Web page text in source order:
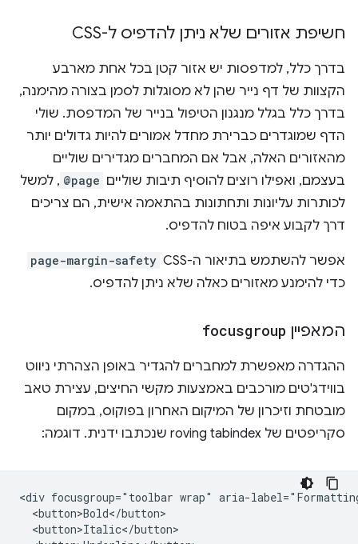
חשיפת אזורים שלא ניתן להדפיס ל-CSS
בדרך כלל, למדפסות יש אזור קטן בכל אחת מארבע
הקצוות של דף נייר שהן לא מסוגלות לסמן בצורה מהימנה,
בדרך כלל בגלל מנגנון הטיפול בנייר של המדפסת. שולי
הדף שמוגדרים כברירת מחדל אמורים להיות גדולים יותר
מהאזורים האלה, אבל אם המחברים מגדירים שוליים
בעצמם, ואפילו רוצים להוסיף תיבות שוליים @page , למשל
לכותרות עליונות ותחתונות בהתאמה אישית, הם צריכים
דרך לקבוע איפה בטוח להדפיס.
אפשר להשתמש בתיאור ה-CSS‏ page-margin-safety
כדי להימנע מאזורים כאלה שלא ניתן להדפיס.
המאפיין focusgroup
ההגדרה מאפשרת למחברים להגדיר באופן הצהרתי ניווט
בווידג'טים מורכבים באמצעות מקשי החיצים, עצירת טאב
מובטחת וזיכרון של המיקום האחרון בפוקוס, במקום
סקריפטים של roving tabindex שנכתבו ידנית. דוגמה:
<div focusgroup="toolbar wrap" aria-
  <button>Bold</button>
  <button>Italic</button>